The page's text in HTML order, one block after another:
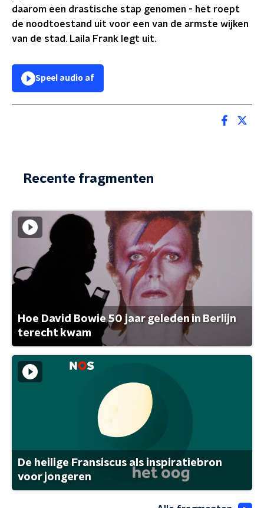
daarom een drastische stap genomen - het roept
de noodtoestand uit voor een van de armste wijken
van de stad. Laila Frank legt uit.
Speel audio af
Recente fragmenten
Hoe David Bowie 50 jaar geleden in Berlijn
terecht kwam
De heilige Fransiscus als inspiratiebron
voor jongeren